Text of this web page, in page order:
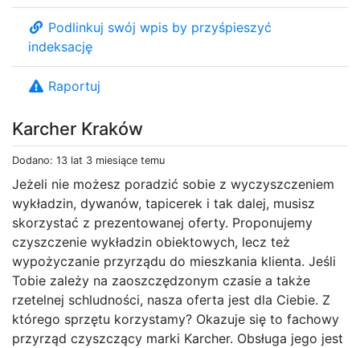
Karcher Kraków
Dodano: 13 lat 3 miesiące temu
Jeżeli nie możesz poradzić sobie z wyczyszczeniem
wykładzin, dywanów, tapicerek i tak dalej, musisz
skorzystać z prezentowanej oferty. Proponujemy
czyszczenie wykładzin obiektowych, lecz też
wypożyczanie przyrządu do mieszkania klienta. Jeśli
Tobie zależy na zaoszczędzonym czasie a także
rzetelnej schludności, nasza oferta jest dla Ciebie. Z
którego sprzętu korzystamy? Okazuje się to fachowy
przyrząd czyszczący marki Karcher. Obsługa jego jest
Podlinkuj swój wpis by przyśpieszyć
indeksację
Raportuj